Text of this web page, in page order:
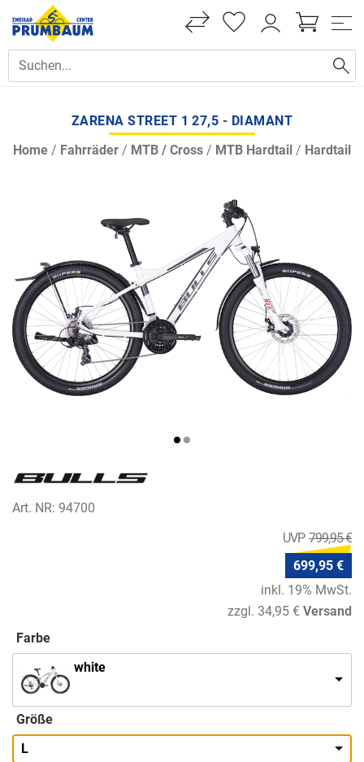
ZARENA STREET 1 27,5 - DIAMANT
Home / Fahrräder / MTB / Cross / MTB Hardtail / Hardtail
Art. NR: 94700
799,95 €
699,95 €
inkl. 19% MwSt.
zzgl. 34,95 € Versand
Farbe
white
Größe
L